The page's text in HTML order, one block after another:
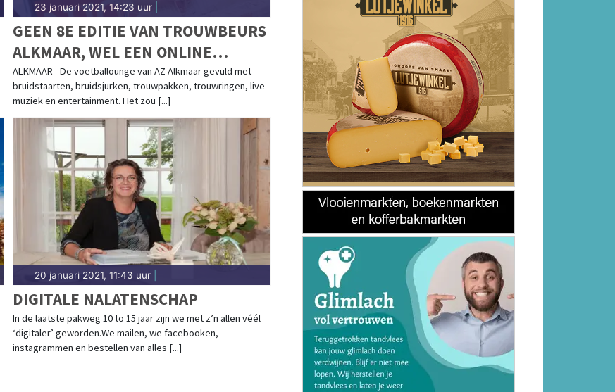
23 januari 2021, 14:23 uur|
GEEN 8E EDITIE VAN TROUWBEURS
ALKMAAR, WEL EEN ONLINE
ALTERNATIEF
ALKMAAR - De voetballounge van AZ Alkmaar gevuld met
bruidstaarten, bruidsjurken, trouwpakken, trouwringen, live
muziek en entertainment. Het zou [...]
20 januari 2021, 11:43 uur|
DIGITALE NALATENSCHAP
In de laatste pakweg 10 to 15 jaar zijn we met z’n allen véél
‘digitaler’ geworden.We mailen, we facebooken,
instagrammen en bestellen van alles [...]